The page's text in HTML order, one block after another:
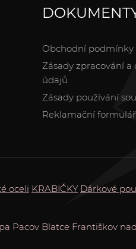
Obchodní podmínky
Zásady zpracování a
údajů
Zásady používání
Reklamační formulář
oceli KRABIČKY Dárkové
Pacov Blatce Františkov